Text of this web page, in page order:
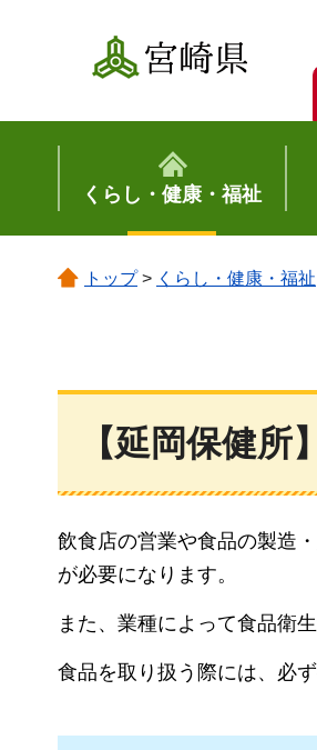
宮崎県
くらし・健康・福祉
トップ> くらし・健康・福祉
【延岡保健
飲食店の営業や食品の製造
が必要になります。
また、業種によって食品衛
食品を取り扱う際には、必